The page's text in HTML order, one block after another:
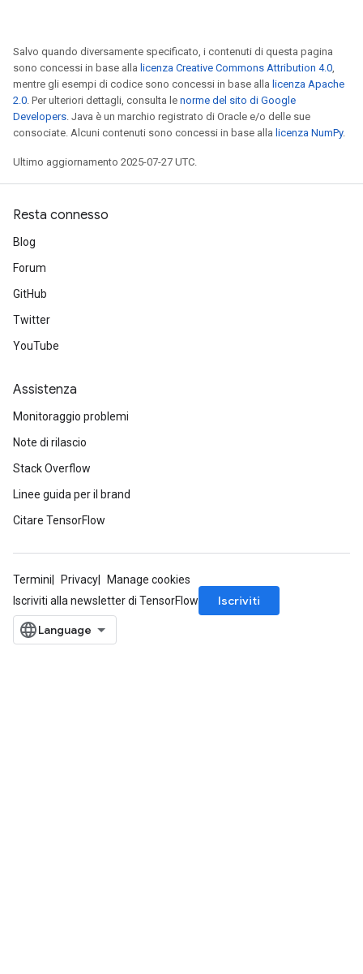
Salvo quando diversamente specificato, i contenuti di questa pagina
sono concessi in base alla licenza Creative Commons Attribution 4.0,
mentre gli esempi di codice sono concessi in base alla licenza Apache
2.0. Per ulteriori dettagli, consulta le norme del sito di Google
Developers. Java è un marchio registrato di Oracle e/o delle sue
consociate. Alcuni contenuti sono concessi in base alla licenza NumPy.
Ultimo aggiornamento 2025-07-27 UTC.
Resta connesso
Blog
Forum
GitHub
Twitter
YouTube
Assistenza
Monitoraggio problemi
Note di rilascio
Stack Overflow
Linee guida per il brand
Citare TensorFlow
Termini Privacy
Manage cookies
Iscriviti alla newsletter di TensorFlow
Iscriviti